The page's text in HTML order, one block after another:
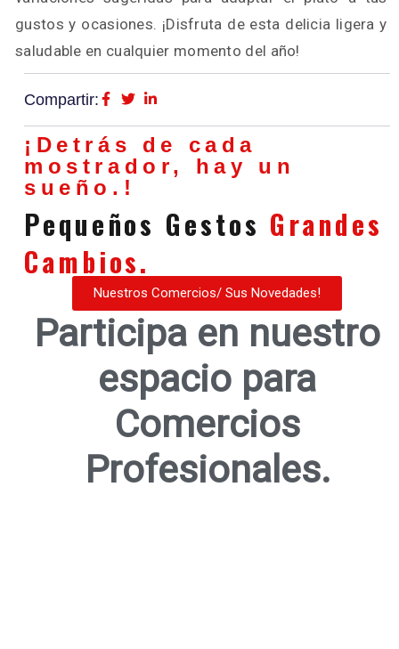
gustos y ocasiones. ¡Disfruta de esta delicia ligera y
saludable en cualquier momento del año!
Compartir:
¡Detrás de cada
mostrador, hay un
sueño.!
Pequeños Gestos Grandes
Cambios.
Nuestros Comercios/ Sus Novedades!
Participa en nuestro
espacio para
Comercios
Profesionales.